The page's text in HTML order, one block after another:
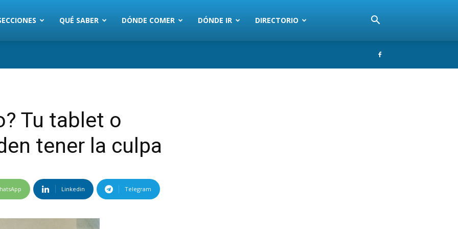
QUÉ SABER DÓNDE COMER DÓNDE IR DIRECTORIO
Tu tablet o
tener la culpa
Linkedin Telegram